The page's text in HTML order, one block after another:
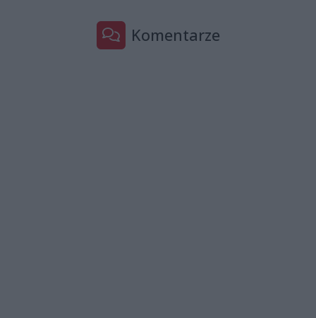
Komentarze